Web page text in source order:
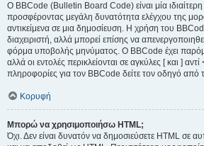
Ο BBCode (Bulletin Board Code) είναι μία
προσφέροντας μεγάλη δυνατότητα ελέγχου της
αντικείμενα σε μια δημοσίευση. Η χρήση του
διαχειριστή, αλλά μπορεί επίσης να
φόρμα υποβολής μηνύματος. Ο BBCode έχει
αλλά οι εντολές περικλείονται σε αγκύλες [ και ]
πληροφορίες για τον BBCode δείτε τον οδηγό
Κορυφή
Μπορώ να χρησιμοποιήσω HTML;
Όχι. Δεν είναι δυνατόν να δημοσιεύσετε HTML σε